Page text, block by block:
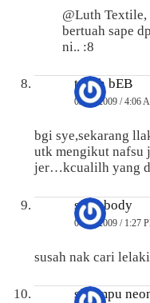
@Luth
bertuah sape
ni.. :8
t-Rah bEB
02/11/2009 / 4:06
bgi sye,sekarang
utk mengikut nafsu
jer…kcualilh yang
somebody
01/11/2009 / 1:27
susah nak cari
si lampu